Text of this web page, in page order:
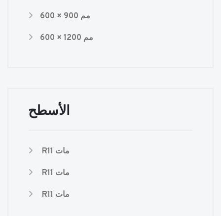
600 × 900 مم
600 × 1200 مم
الأسطح
R11 مات
R11 مات
R11 مات